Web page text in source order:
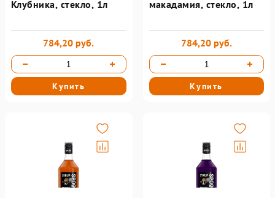
Клубника, стекло, 1л
784,20 руб.
Купить
макадамия, стекло, 1л
784,20 руб.
Купить